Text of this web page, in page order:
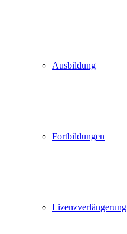
Ausbildung
Fortbildungen
Lizenzverlängerung